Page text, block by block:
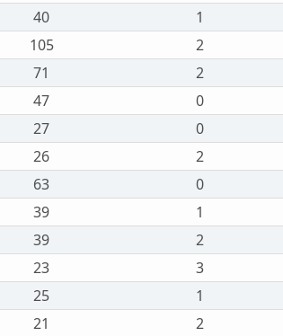
40 1
105 2
71 2
47 0
27 0
26 2
63 0
39 1
39 2
23 3
25 1
21 2